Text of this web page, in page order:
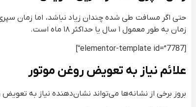
حتی اگر مسافت طی شده چندان زیاد نباشد، اما زمان
زمان به طور معمول ۱ سال یا حداکثر ۱۸ ماه است.
[
elementor-template id=”7787
“]
علائم نیاز به تعویض روغن موتور
بروز برخی از نشانه‌ها می‌تواند نشان‌دهنده نیاز به